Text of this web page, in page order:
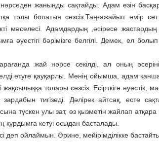
жаныңды сақтайды. Адам өзін
толы болатын сөзсіз.Таңғажайып өмір
мәселесі. Адамдардың ,әсіресе жастардың
әуестігі бәрімізге белгілі. Демек, ел
жай нәрсе секілді, ал оның
етуге қауқарлы. Менің ойымша, адам
жақсылыққа толары сөзсіз. Есірткіге әуестік,
тигізеді. Дәлірек айтсақ, есте
түскен улы зат, өз қызметін жайлап
құрдымға кетуі осыдан басталады.
деп ойлаймын. Әрине, мейірімділікке